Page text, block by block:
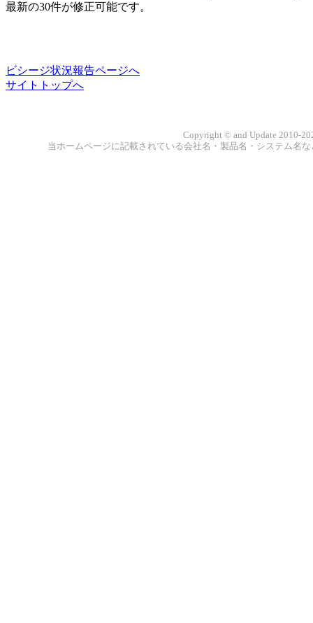
最新の30件が修正可能です。
ビシージ状況報告ページへ
サイトトップへ
Copyright © and Update 2010-
当ホームページに記載されている会社名・製品名・システム名